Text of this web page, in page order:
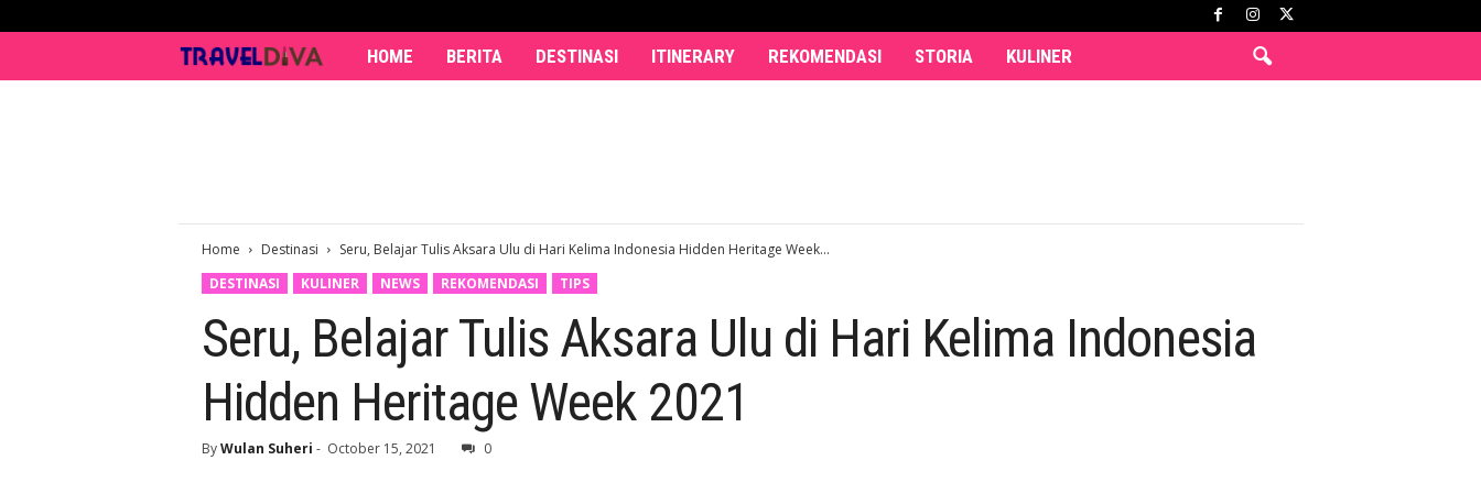
e
l
D
v
HOME BERITA DESTINASI ITINERARY REKOMENDASI STORIA KULINER
Home Destinasi
Seru, Belajar Tulis Aksara Ulu di Hari Kelima Indonesia Hidden Heritage Week...
DESTINASI
KULINER NEWS REKOMENDASI TIPS
Seru, Belajar Tulis Aksara Ulu di Hari Kelima Indonesia
Hidden Heritage Week 2021
By Wulan Suheri - October 15, 2021 0